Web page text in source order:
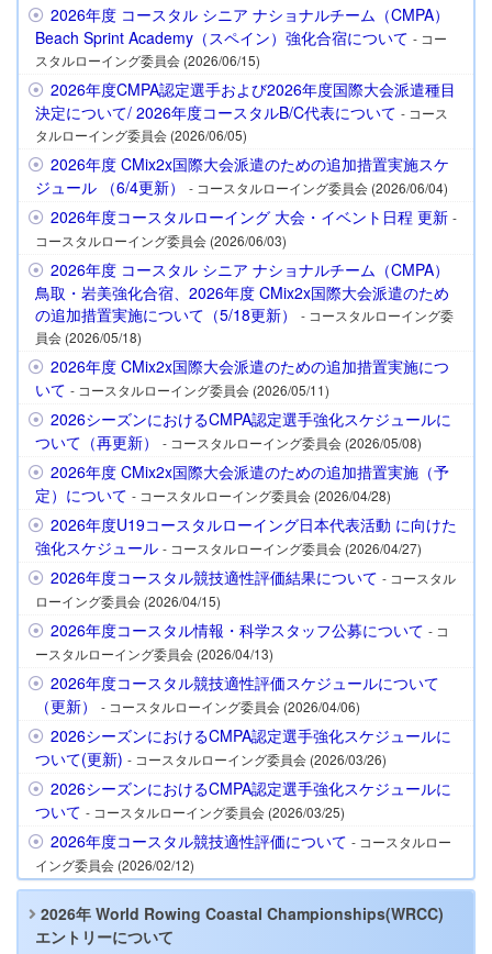
2026年度 コースタル シニア ナショナルチーム（CMPA）
Beach Sprint Academy（スペイン）強化合宿について - コー
スタルローイング委員会 (2026/06/15)
2026年度CMPA認定選手および2026年度国際大会派遣種目
決定について/ 2026年度コースタルB/C代表について - コース
タルローイング委員会 (2026/06/05)
2026年度 CMix2x国際大会派遣のための追加措置実施スケ
ジュール （6/4更新）
- コースタルローイング委員会 (2026/06/04)
2026年度コースタルローイング 大会・イベント日程 更新 -
コースタルローイング委員会 (2026/06/03)
2026年度 コースタル シニア ナショナルチーム（CMPA）
鳥取・岩美強化合宿、2026年度 CMix2x国際大会派遣のため
の追加措置実施について（5/18更新）
- コースタルローイング委
員会 (2026/05/18)
2026年度 CMix2x国際大会派遣のための追加措置実施につ
いて - コースタルローイング委員会 (2026/05/11)
2026シーズンにおけるCMPA認定選手強化スケジュールに
ついて（再更新）
- コースタルローイング委員会 (2026/05/08)
2026年度 CMix2x国際大会派遣のための追加措置実施（予
定）について - コースタルローイング委員会 (2026/04/28)
2026年度U19コースタルローイング日本代表活動 に向けた
強化スケジュール - コースタルローイング委員会 (2026/04/27)
2026年度コースタル競技適性評価結果について - コースタル
ローイング委員会 (2026/04/15)
2026年度コースタル情報・科学スタッフ公募について - コ
ースタルローイング委員会 (2026/04/13)
2026年度コースタル競技適性評価スケジュールについて
（更新）
- コースタルローイング委員会 (2026/04/06)
2026シーズンにおけるCMPA認定選手強化スケジュールに
ついて(更新) - コースタルローイング委員会 (2026/03/26)
2026シーズンにおけるCMPA認定選手強化スケジュールに
ついて - コースタルローイング委員会 (2026/03/25)
2026年度コースタル競技適性評価について - コースタルロー
イング委員会 (2026/02/12)
2026年 World Rowing Coastal Championships(WRCC)
エントリーについて